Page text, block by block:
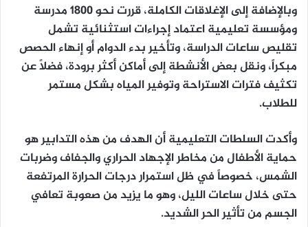
وبالإضافة إلى الإغلاقات الكاملة، قررت نحو 1800 مدرسة
ومؤسسة تعليمية اعتماد إجراءات استثنائية تشمل
تقليص ساعات الدراسة، وتأخير بدء الدوام أو إنهاء الحصص
مبكراً، ونقل بعض الأنشطة إلى أماكن أكثر برودة، فضلاً عن
تكثيف فترات الاستراحة وتوفير المياه بشكل مستمر
للطلاب.
وأكدت السلطات التعليمية أن الهدف من هذه التدابير هو
حماية الأطفال من مخاطر الإجهاد الحراري والجفاف وضربات
الشمس، خصوصاً في ظل استمرار درجات الحرارة المرتفعة
حتى خلال ساعات الليل، وهو ما يزيد من صعوبة تعافي
الجسم من تأثير الحر الشديد.